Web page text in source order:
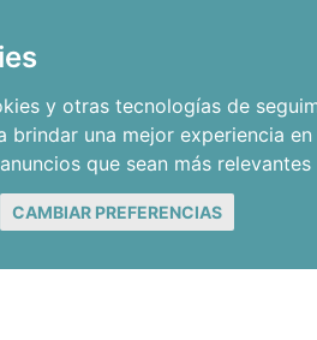
y otras tecnologías de
brindar una mejor experiencia
que sean más
CAMBIAR PREFERENCIAS